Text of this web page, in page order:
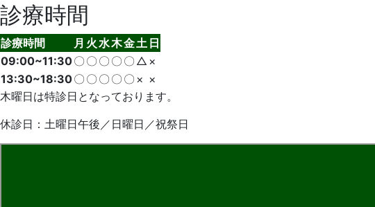
診療時間
診療時間 月 火 水木金土 日
09:00~11:30〇 〇 〇 〇 〇 △ ×
13:30~18:30〇 〇 〇 〇 〇 × ×
木曜日は特診日となっております。
休診日：土曜日午後／日曜日／祝祭日